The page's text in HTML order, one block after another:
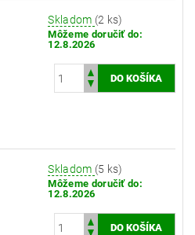
Skladom (2 ks)
Môžeme doručiť do:
12.8.2026
Skladom (5 ks)
Môžeme doručiť do:
12.8.2026